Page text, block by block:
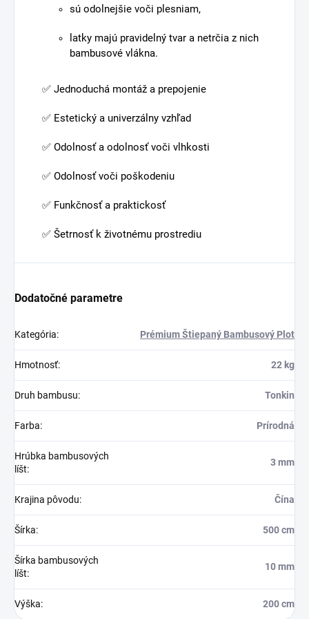
sú odolnejšie voči plesniam,
latky majú pravidelný tvar a netrčia z nich
bambusové vlákna.
✅ Jednoduchá montáž a prepojenie
✅ Estetický a univerzálny vzhľad
✅ Odolnosť a odolnosť voči vlhkosti
✅ Odolnosť voči poškodeniu
✅ Funkčnosť a praktickosť
✅ Šetrnosť k životnému prostrediu
Dodatočné parametre
Kategória: Prémium Štiepaný Bambusový Plot
Hmotnosť: 22 kg
Druh bambusu: Tonkin
Farba: Prírodná
Hrúbka bambusových
líšt:
3 mm
Krajina pôvodu: Čína
Šírka: 500 cm
Šírka bambusových
líšt:
10 mm
Výška: 200 cm